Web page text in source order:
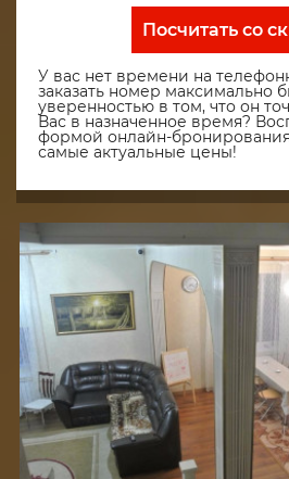
Посчитать со
У вас нет времени на
заказать номер максимально
уверенностью в том, что он
Вас в назначенное время?
формой онлайн-
самые актуальные цены!